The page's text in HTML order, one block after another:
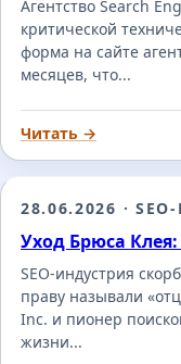
Агентство Search
критической
форма на сайте
месяцев, что...
Читать →
28.06.2026 ·
Уход Брюса Клея:
SEO-индустрия
праву называли
Inc. и пионер
жизни...